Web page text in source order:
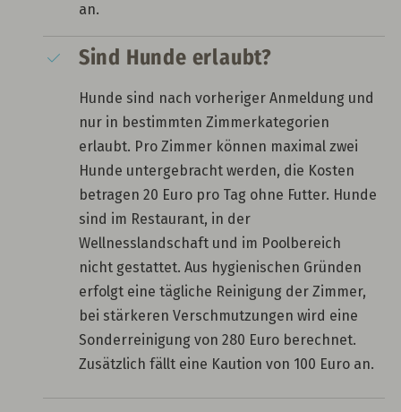
an.
Sind Hunde erlaubt?
Hunde sind nach vorheriger Anmeldung und
nur in bestimmten Zimmerkategorien
erlaubt. Pro Zimmer können maximal zwei
Hunde untergebracht werden, die Kosten
betragen 20 Euro pro Tag ohne Futter. Hunde
sind im Restaurant, in der
Wellnesslandschaft und im Poolbereich
nicht gestattet. Aus hygienischen Gründen
erfolgt eine tägliche Reinigung der Zimmer,
bei stärkeren Verschmutzungen wird eine
Sonderreinigung von 280 Euro berechnet.
Zusätzlich fällt eine Kaution von 100 Euro an.